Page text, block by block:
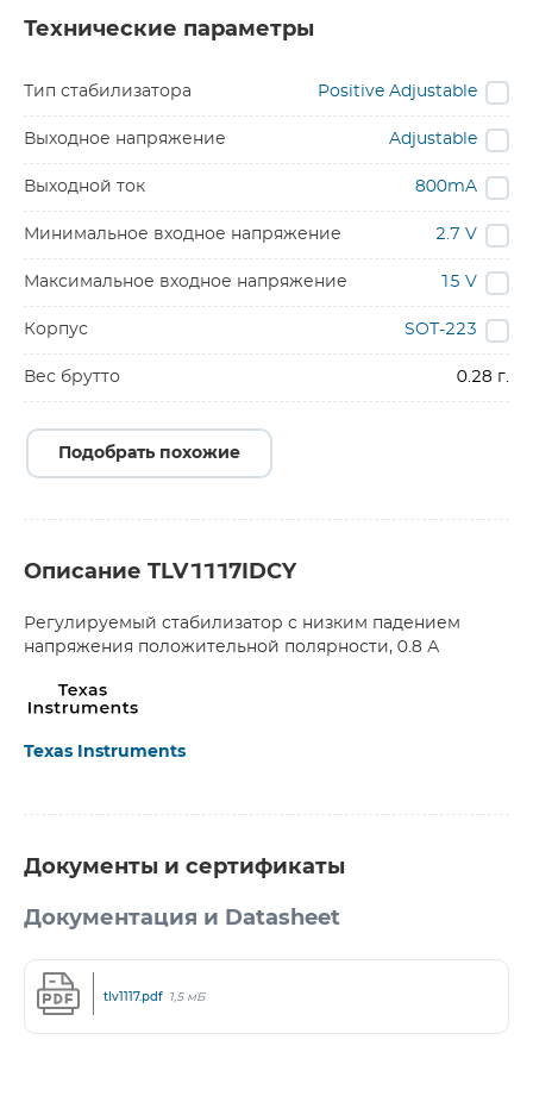
Технические параметры
Тип стабилизатора Positive Adjustable
Выходное напряжение Adjustable
Выходной ток 800mA
Минимальное входное напряжение 2.7 V
Максимальное входное напряжение 15 V
Корпус SOT-223
Вес брутто 0.28 г.
Подобрать похожие
Описание TLV1117IDCY
Регулируемый стабилизатор с низким падением
напряжения положительной полярности, 0.8 А
Texas Instruments
Документы и сертификаты
Документация и Datasheet
tlv1117.pdf 1,5 мБ